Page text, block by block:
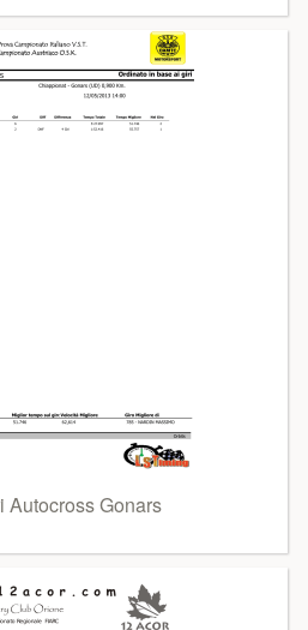
Autocross Gonars